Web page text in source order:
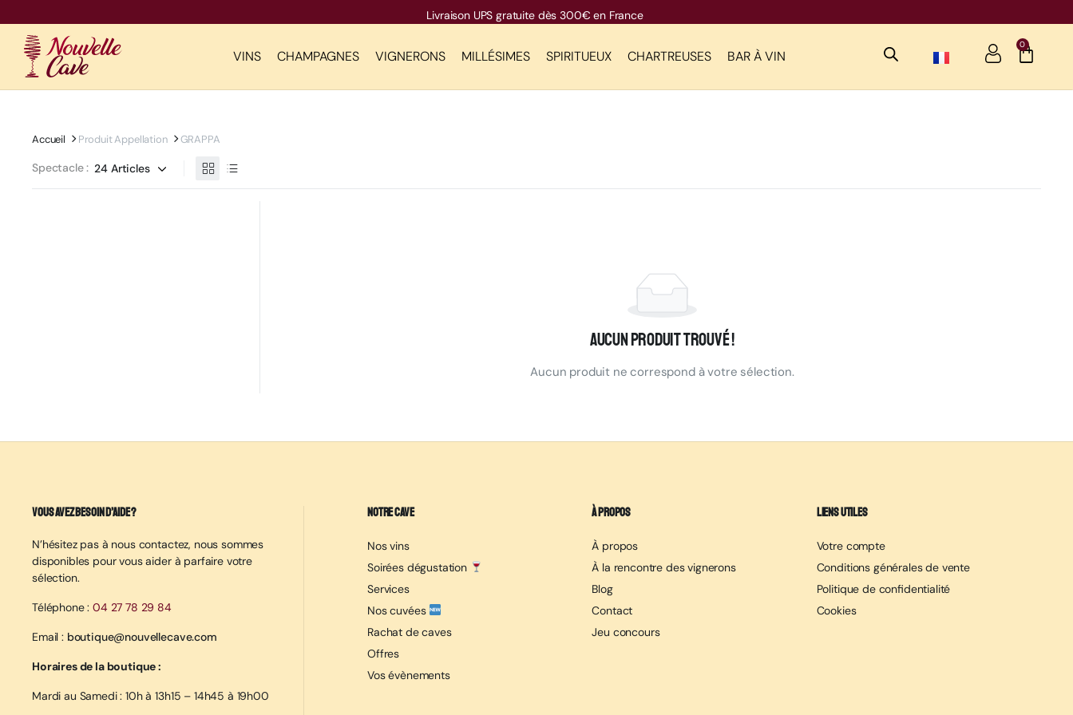
Livraison UPS gratuite dès 300€ en France
VINS CHAMPAGNES VIGNERONS MILLÉSIMES SPIRITUEUX CHARTREUSES BAR À VIN
0
Accueil Produit Appellation GRAPPA
Spectacle :
Aucun produit trouvé !
Aucun produit ne correspond à votre sélection.
Vous avez besoin d’aide ?
N’hésitez pas à nous contactez, nous sommes
disponibles pour vous aider à parfaire votre
sélection.
Téléphone :04 27 78 29 84
Email : boutique@nouvellecave.com
Horaires de la boutique :
Mardi au Samedi : 10h à 13h15 – 14h45 à 19h00
Notre cave
Nos vins
Soirées dégustation
Services
Nos cuvées
Rachat de caves
Offres
Vos évènements
À propos
À propos
À la rencontre des vignerons
Blog
Contact
Jeu concours
Liens utiles
Votre compte
Conditions générales de vente
Politique de confidentialité
Cookies